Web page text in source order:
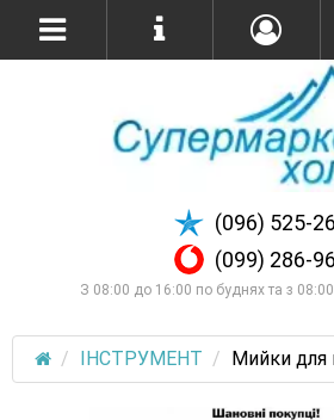
(096) 525-
(099) 286-
З 08:00 до 16:00 по буднях та з
ІНСТРУМЕНТ Мийки для